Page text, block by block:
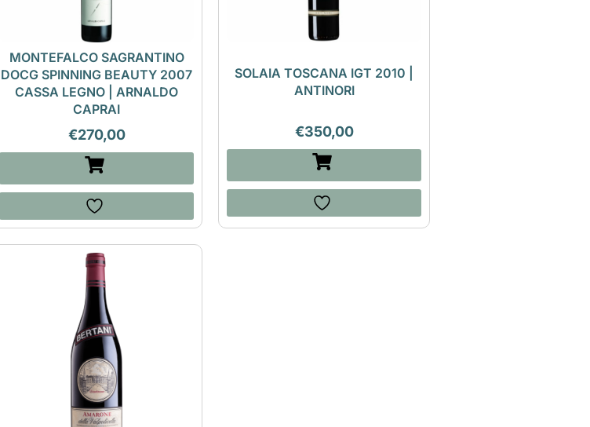
MONTEFALCO SAGRANTINO
DOCG SPINNING BEAUTY 2007
CASSA LEGNO | ARNALDO
CAPRAI
€270,00
SOLAIA TOSCANA IGT 2010 |
ANTINORI
€350,00